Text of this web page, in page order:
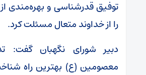
توفیق قدرشناسی و بهره‌مندی
را از خداوند متعال مسئلت کرد.
دبیر شورای نگهبان گفت:
معصومین (ع) بهترین راه